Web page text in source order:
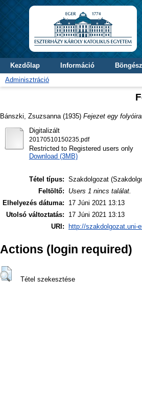
Kezdőlap Információ
Adminisztráció
Bánszki, Zsuzsanna (1935) Fejezet egy
Digitalizált
20170510150235.pdf
Restricted to Registered users only
Download (3MB)
Tétel típus: Szakdolgozat
Feltöltő:
Users 1 nincs találat.
Elhelyezés dátuma:
17 Júni 2021 13:13
Utolsó változtatás:
17 Júni 2021 13:13
URI:
http://szakdolgozat.uni-
Actions (login required)
Tétel szekesztése